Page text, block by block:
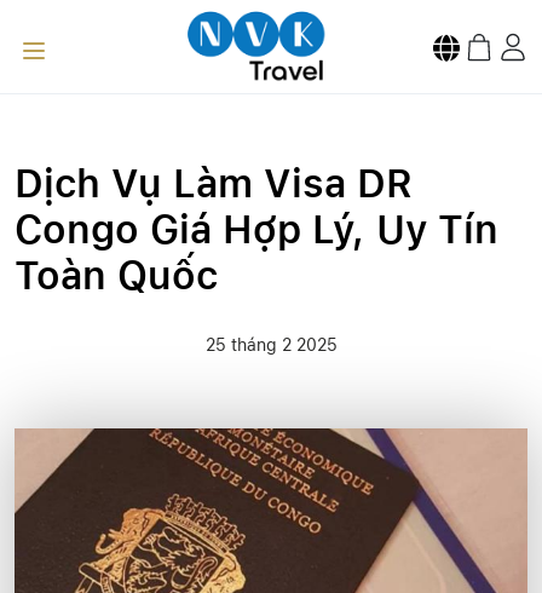
Dịch Vụ Làm Visa DR
Congo Giá Hợp Lý, Uy Tín
Toàn Quốc
25 tháng 2 2025